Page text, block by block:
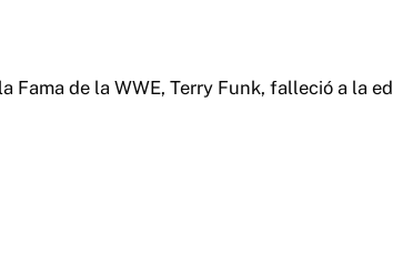
Fama de la WWE, Terry Funk, falleció a la